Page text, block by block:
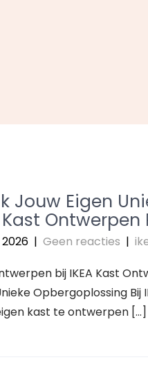
Jouw Eigen
Kast
| Geen reacties |
bij IKEA Kast
Opbergoplossing Bij
kast te ontwerpen […]